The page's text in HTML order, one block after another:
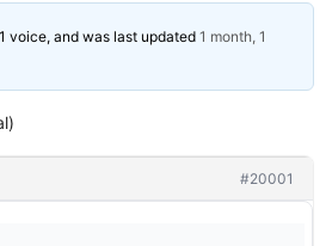
voice, and was last updated 1 month, 1
#20001